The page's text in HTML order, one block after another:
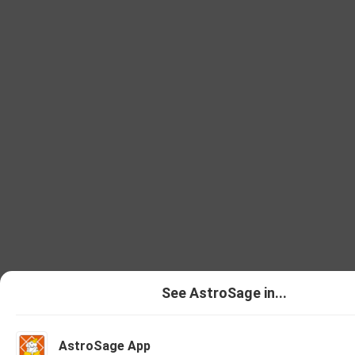
See AstroSage in...
AstroSage App